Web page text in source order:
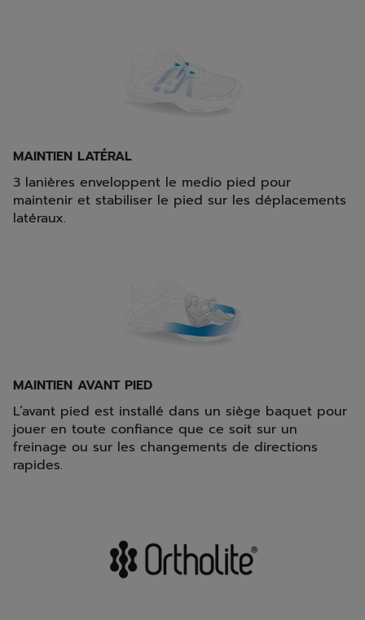
MAINTIEN LATÉRAL
3 lanières enveloppent le medio pied pour
maintenir et stabiliser le pied sur les déplacements
latéraux.
MAINTIEN AVANT PIED
L’avant pied est installé dans un siège baquet pour
jouer en toute confiance que ce soit sur un
freinage ou sur les changements de directions
rapides.